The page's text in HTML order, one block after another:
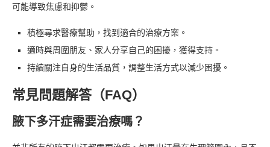
可能導致焦慮和抑鬱。
積極尋求醫療幫助，找到適合的治療方案。
適時與周圍朋友、家人分享自己的困擾，獲得支持。
持續關注自身的生活品質，調整生活方式以減少困擾。
常見問題解答（FAQ）
腋下多汗症需要治療嗎？